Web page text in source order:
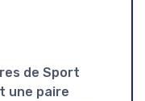
de Sport
une paire